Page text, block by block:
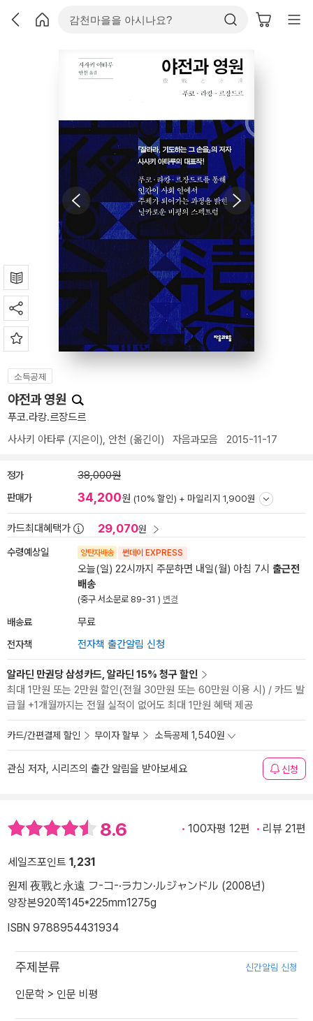
소득공제
야전과 영원
푸코.라캉.르장드르
사사키 아타루 (지은이), 안천 (옮긴이) 자음과모음 2015-11-17
정가 38,000원
판매가 34,200원 (10% 할인) + 마일리지 1,900원
카드최대혜택가 29,070원
수령예상일 양탄자배송 썬데이 EXPRESS
오늘(일) 22시까지 주문하면 내일(월) 아침 7시 출근전
배송
(중구 서소문로 89-31 ) 변경
배송료 무료
전자책 전자책 출간알림 신청
알라딘 만권당 삼성카드, 알라딘 15% 청구 할인
최대 1만원 또는 2만원 할인(전월 30만원 또는 60만원 이용 시) / 카드 발
급월 +1개월까지는 전월 실적이 없어도 최대 1만원 혜택 제공
카드/간편결제 할인 무이자 할부 소득공제 1,540원
관심 저자, 시리즈의 출간 알림을 받아보세요 신청
8.6 100자평 12편 리뷰 21편
세일즈포인트 1,231
원제 夜戰と永遠 フ-コ-·ラカン·ルジャンドル (2008년)
양장본920쪽145*225mm1275g
ISBN 9788954431934
주제분류 신간알림 신청
인문학 > 인문 비평